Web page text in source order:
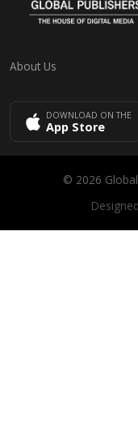
About Us
DOWNLOAD ON THE
App Store
© 2026 Global